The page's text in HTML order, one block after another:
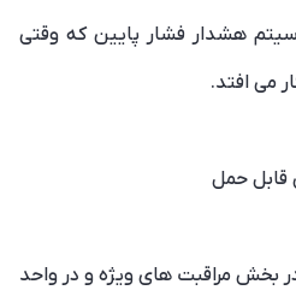
هشدار فشار پایین که وقتی
می افتد.
حمل
مراقبت های ویژه و در واحد